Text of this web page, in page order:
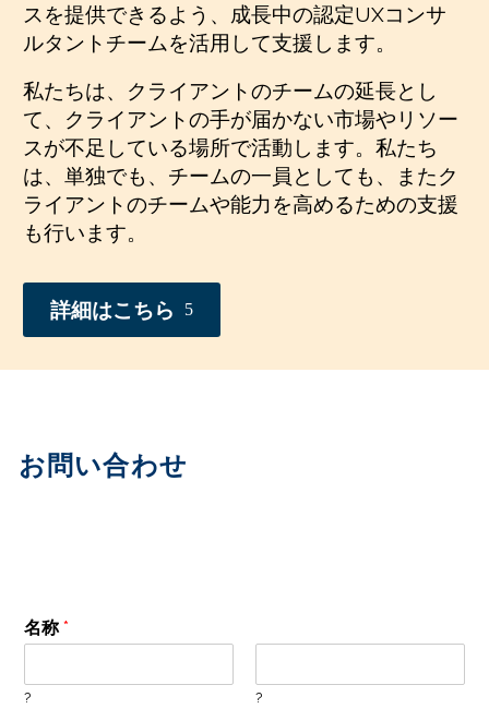
スを提供できるよう、成長中の認定UXコンサ
ルタントチームを活用して支援します。
私たちは、クライアントのチームの延長とし
て、クライアントの手が届かない市場やリソー
スが不足している場所で活動します。私たち
は、単独でも、チームの一員としても、またク
ライアントのチームや能力を高めるための支援
も行います。
詳細はこちら 5
お問い合わせ
名称*
? ?